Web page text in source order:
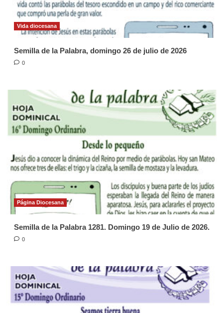
Vida diocesana
Semilla de la Palabra, domingo 26 de julio de 2026
0
Página Diocesana
Semilla de la Palabra 1281. Domingo 19 de Julio de 2026.
0